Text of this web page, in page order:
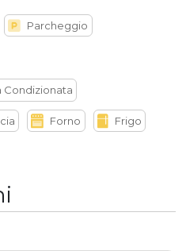
Parcheggio
Condizionata
Forno Frigo